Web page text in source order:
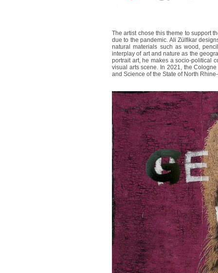
The artist chose this theme to support
due to the pandemic. Ali Zülfikar
natural materials such as wood,
interplay of art and nature as the
portrait art, he makes a socio-political
visual arts scene. In 2021, the
and Science of the State of North